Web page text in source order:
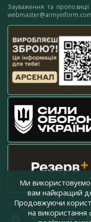
Зауваження та
press@armyinform.com.ua
Ми
вам найкращий
Продовжуючи
на використання